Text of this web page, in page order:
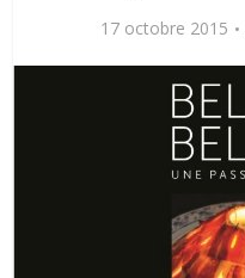
17 octobre 2015